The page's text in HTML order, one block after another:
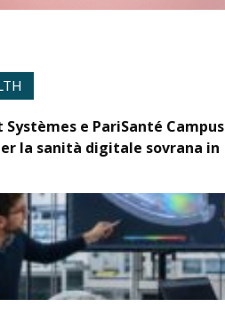
Systèmes e PariSanté Campus
la sanità digitale sovrana in